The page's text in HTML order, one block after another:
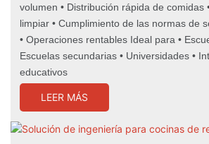
volumen • Distribución rápida de comidas
limpiar • Cumplimiento de las normas de
• Operaciones rentables Ideal para •
Escuelas secundarias • Universidades •
educativos
LEER MÁS